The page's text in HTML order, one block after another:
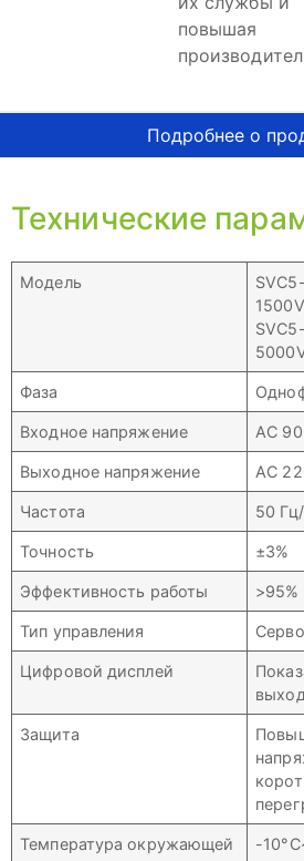
повышая
Подробнее о
Технические
Модель
Фаза
Входное напряжение AC
Выходное напряжение AC
Частота 50
Точность ±3%
Эффективность работы >95%
Тип управления
Цифровой дисплей
Защита
Температура окружающей
-